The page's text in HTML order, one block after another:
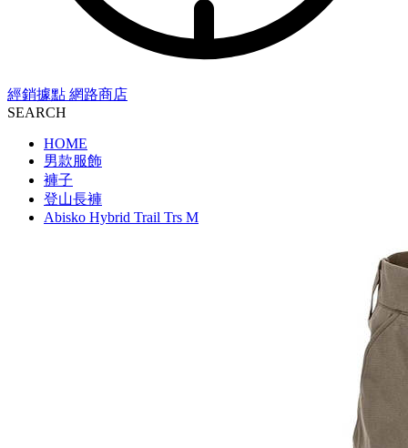
經銷據點 網路商店
SEARCH
HOME
男款服飾
褲子
登山長褲
Abisko Hybrid Trail Trs M